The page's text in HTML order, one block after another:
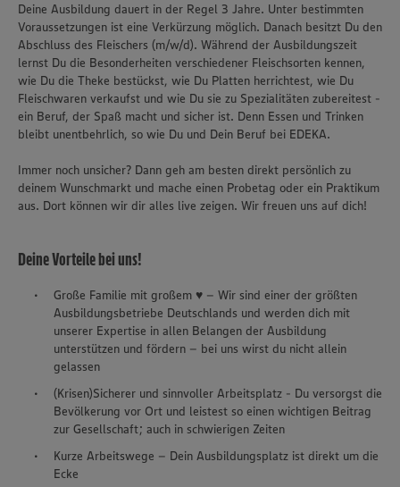
Deine Ausbildung dauert in der Regel 3 Jahre. Unter bestimmten
Voraussetzungen ist eine Verkürzung möglich. Danach besitzt Du den
Abschluss des Fleischers (m/w/d). Während der Ausbildungszeit
lernst Du die Besonderheiten verschiedener Fleischsorten kennen,
wie Du die Theke bestückst, wie Du Platten herrichtest, wie Du
Fleischwaren verkaufst und wie Du sie zu Spezialitäten zubereitest -
ein Beruf, der Spaß macht und sicher ist. Denn Essen und Trinken
bleibt unentbehrlich, so wie Du und Dein Beruf bei EDEKA.
Immer noch unsicher? Dann geh am besten direkt persönlich zu
deinem Wunschmarkt und mache einen Probetag oder ein Praktikum
aus. Dort können wir dir alles live zeigen. Wir freuen uns auf dich!
Deine Vorteile bei uns!
Große Familie mit großem ♥ – Wir sind einer der größten
Ausbildungsbetriebe Deutschlands und werden dich mit
unserer Expertise in allen Belangen der Ausbildung
unterstützen und fördern – bei uns wirst du nicht allein
gelassen
(Krisen)Sicherer und sinnvoller Arbeitsplatz - Du versorgst die
Bevölkerung vor Ort und leistest so einen wichtigen Beitrag
zur Gesellschaft; auch in schwierigen Zeiten
Kurze Arbeitswege – Dein Ausbildungsplatz ist direkt um die
Ecke